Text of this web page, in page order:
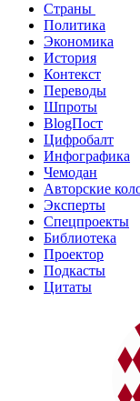
Страны
Политика
Экономика
История
Контекст
Переводы
Шпроты
BlogПост
Цифробалт
Инфографика
Чемодан
Авторские
Эксперты
Спецпроекты
Библиотека
Проектор
Подкасты
Цитаты